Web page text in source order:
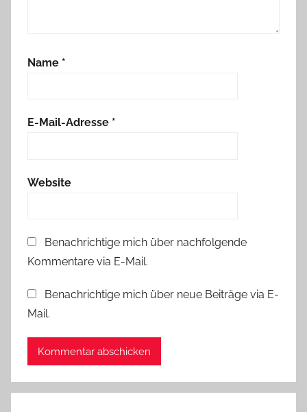
Name *
E-Mail-Adresse *
Website
Benachrichtige mich über nachfolgende
Kommentare via E-Mail.
Benachrichtige mich über neue Beiträge via E-
Mail.